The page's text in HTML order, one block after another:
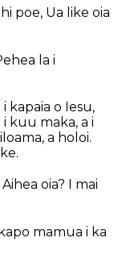
poe, Ua like oia
la i
kapaia o Iesu,
kuu maka, a i
a holoi.
oia? I mai
mamua i ka